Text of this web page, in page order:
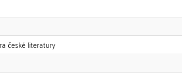
české literatury